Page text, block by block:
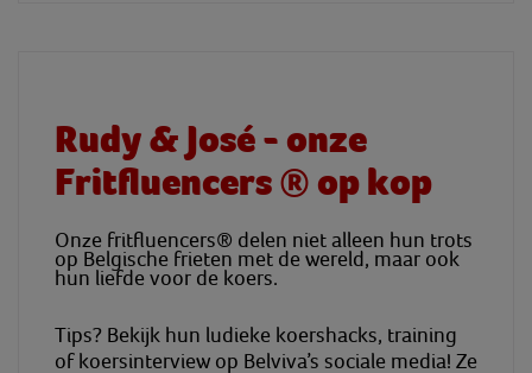
Rudy & José - onze
Fritfluencers ® op kop
Onze fritfluencers® delen niet alleen hun trots
op Belgische frieten met de wereld, maar ook
hun liefde voor de koers.
Tips? Bekijk hun ludieke koershacks, training
of koersinterview op Belviva’s sociale media! Ze